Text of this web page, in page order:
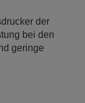
der
bei den
geringe